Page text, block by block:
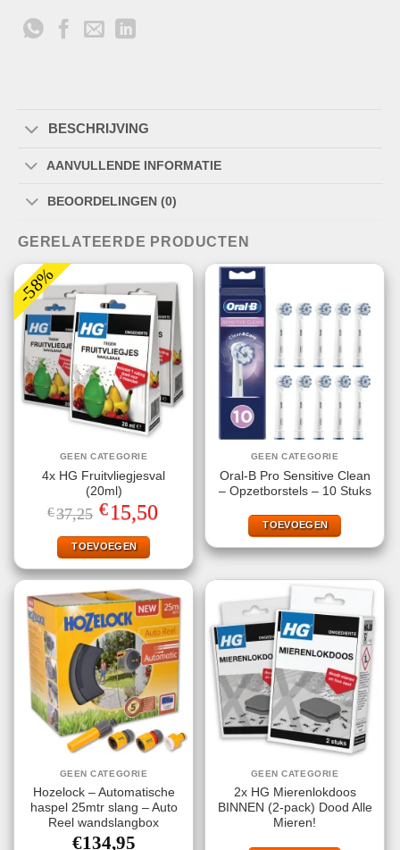
BESCHRIJVING
AANVULLENDE INFORMATIE
BEOORDELINGEN (0)
GERELATEERDE PRODUCTEN
-58%
GEEN CATEGORIE
4x HG Fruitvliegjesval
(20ml)
€37,25 Oorspronkelijke
prijs
was:
€37,25.
€15,50Huidige
prijs
TOEVOEGEN
GEEN CATEGORIE
Oral-B Pro Sensitive Clean
– Opzetborstels – 10 Stuks
TOEVOEGEN
GEEN CATEGORIE
Hozelock – Automatische
haspel 25mtr slang – Auto
Reel wandslangbox
€134,95
GEEN CATEGORIE
2x HG Mierenlokdoos
BINNEN (2-pack) Dood Alle
Mieren!